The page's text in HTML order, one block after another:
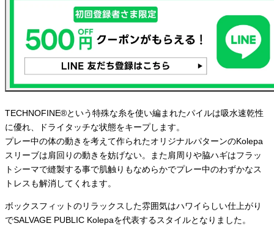
TECHNOFINE®という特殊な糸を使い編まれたパイルは吸水速乾性
に優れ、ドライタッチな状態をキープします。
プレー中の体の動きを考えて作られたオリジナルパターンのKolepa
スリーブは肩回りの動きを妨げない。また肩周りや脇ハギはフラッ
トシーマで縫製する事で肌触りもなめらかでプレー中のわずかなス
トレスも解消してくれます。
ボックスフィットのリラックスした雰囲気はハワイらしい仕上がり
でSALVAGE PUBLIC Kolepaを代表するスタイルとなりました。